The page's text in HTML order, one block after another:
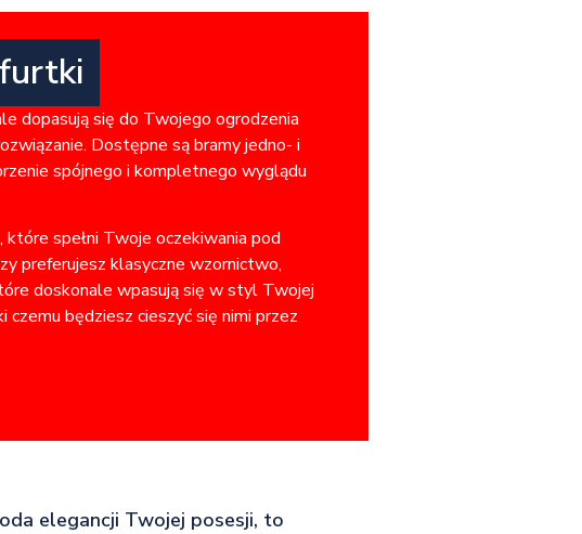
dopasują się do Twojego ogrodzenia
Dostępne są bramy jedno- i
spójnego i kompletnego wyglądu
spełni Twoje oczekiwania pod
preferujesz klasyczne wzornictwo,
doskonale wpasują się w styl Twojej
będziesz cieszyć się nimi przez
elegancji Twojej posesji, to